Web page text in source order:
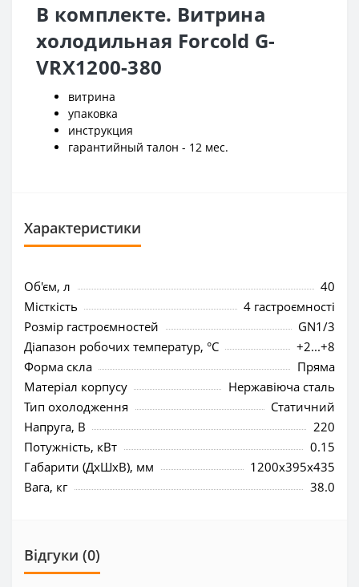
В комплекте. Витрина
холодильная Forcold G-
VRX1200-380
витрина
упаковка
инструкция
гарантийный талон - 12 мес.
Характеристики
Об'єм, л
40
Місткість
4 гастроємності
Розмір гастроємностей
GN1/3
Діапазон робочих температур, °C
+2...+8
Форма скла
Пряма
Матеріал корпусу
Нержавіюча сталь
Тип охолодження
Статичний
Напруга, В
220
Потужність, кВт
0.15
Габарити (ДхШхВ), мм
1200x395x435
Вага, кг
38.0
Відгуки (0)